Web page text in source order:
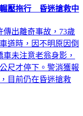
壓拖行 昏迷搶救中
傳出離奇事故，73歲
道時，因不明原因倒
未注意老翁身影，
尺才停下。警消獲報
目前仍在昏迷搶救